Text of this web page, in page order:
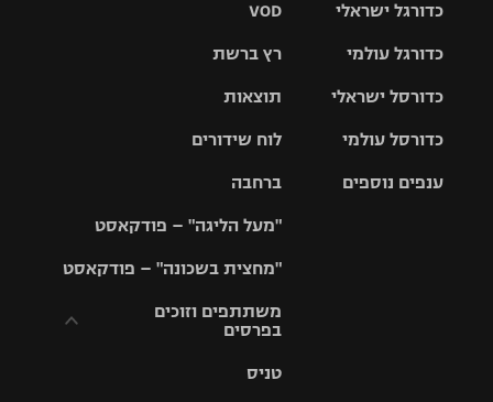
VOD
רץ ברשת
תוצאות
לוח שידורים
ברחבה
"מעל הליגה" – פודקאסט
"מחצית בשכונה" – פודקאסט
משתתפים וזוכים
בפרסים
טניס
כדורגל ישראלי
גביע הטוטו
כדורגל עולמי
האלופות
ליגה
כדורסל ישראלי
סל
כדורסל עולמי
ענפים נוספים